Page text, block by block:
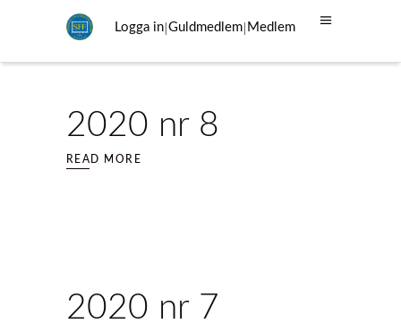
Logga in|Guldmedlem| Medlem
2020 nr 8
READ MORE
2020 nr 7